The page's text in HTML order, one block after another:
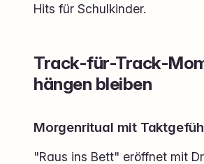
Hits für Schulkinder.
Track-für-Track-
hängen bleiben
Morgenritual mit
"Raus ins Bett" eröffnet mit